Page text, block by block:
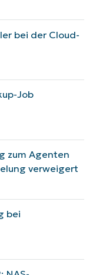
bei der Cloud-
Job
zum Agenten
verweigert
bei